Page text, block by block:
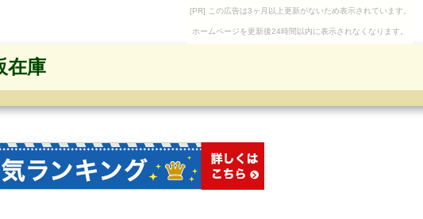
[PR] この広告は3ヶ月以上更新がないため表示されています。
ホームページを更新後24時間以内に表示されなくなります。
在庫